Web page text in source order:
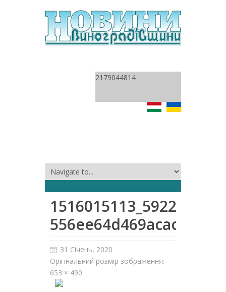
2179044814
31 Січень, 2020
Орігінальний розмір зображення:
653 × 490